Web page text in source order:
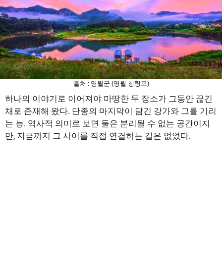
출처 : 영월군 (영월 청령포)
하나의 이야기로 이어져야 마땅한 두 장소가 그동안 끊긴
채로 존재해 왔다. 단종의 마지막이 담긴 강가와 그를 기리
는 능. 역사적 의미로 보면 둘은 분리될 수 없는 공간이지
만, 지금까지 그 사이를 직접 연결하는 길은 없었다.